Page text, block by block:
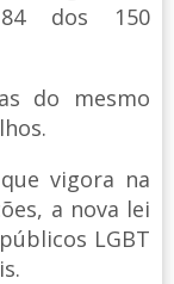
dos 150
do mesmo
vigora na
a nova lei
LGBT